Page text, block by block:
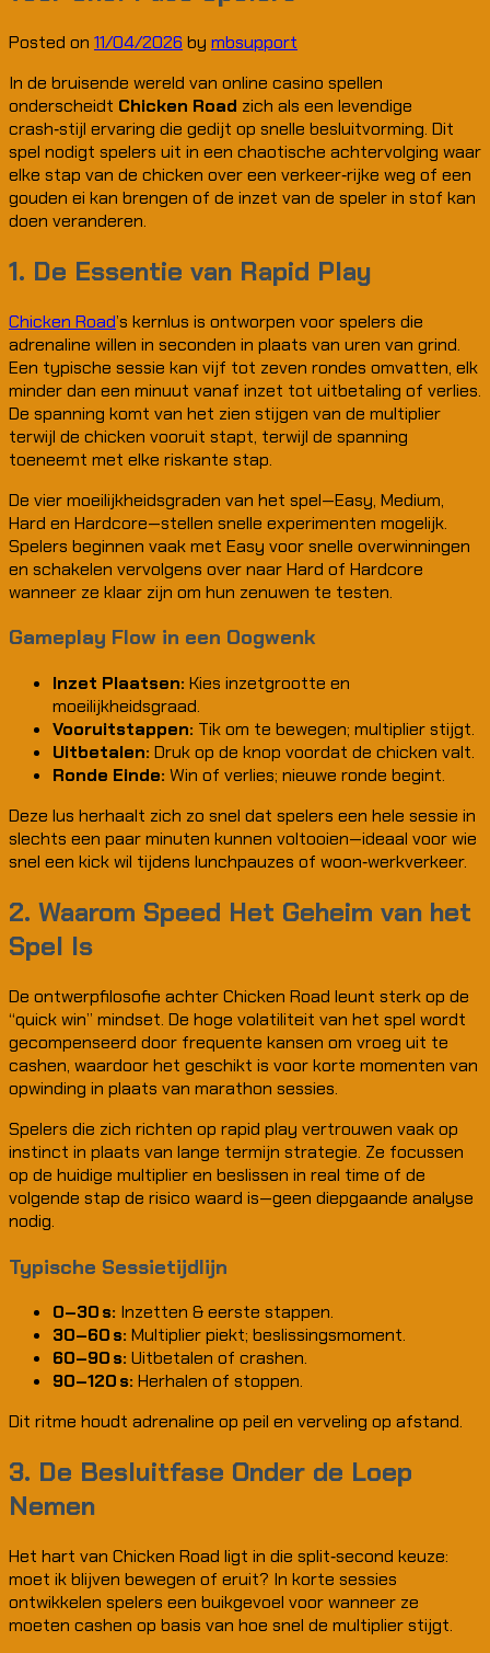
Posted on 11/04/2026 by mbsupport
In de bruisende wereld van online casino spellen
onderscheidt Chicken Road zich als een levendige
crash‑stijl ervaring die gedijt op snelle besluitvorming. Dit
spel nodigt spelers uit in een chaotische achtervolging waar
elke stap van de chicken over een verkeer‑rijke weg of een
gouden ei kan brengen of de inzet van de speler in stof kan
doen veranderen.
1. De Essentie van Rapid Play
Chicken Road’s kernlus is ontworpen voor spelers die
adrenaline willen in seconden in plaats van uren van grind.
Een typische sessie kan vijf tot zeven rondes omvatten, elk
minder dan een minuut vanaf inzet tot uitbetaling of verlies.
De spanning komt van het zien stijgen van de multiplier
terwijl de chicken vooruit stapt, terwijl de spanning
toeneemt met elke riskante stap.
De vier moeilijkheidsgraden van het spel—Easy, Medium,
Hard en Hardcore—stellen snelle experimenten mogelijk.
Spelers beginnen vaak met Easy voor snelle overwinningen
en schakelen vervolgens over naar Hard of Hardcore
wanneer ze klaar zijn om hun zenuwen te testen.
Gameplay Flow in een Oogwenk
Inzet Plaatsen: Kies inzetgrootte en
moeilijkheidsgraad.
Vooruitstappen: Tik om te bewegen; multiplier stijgt.
Uitbetalen: Druk op de knop voordat de chicken valt.
Ronde Einde: Win of verlies; nieuwe ronde begint.
Deze lus herhaalt zich zo snel dat spelers een hele sessie in
slechts een paar minuten kunnen voltooien—ideaal voor wie
snel een kick wil tijdens lunchpauzes of woon‑werkverkeer.
2. Waarom Speed Het Geheim van het
Spel Is
De ontwerpfilosofie achter Chicken Road leunt sterk op de
“quick win” mindset. De hoge volatiliteit van het spel wordt
gecompenseerd door frequente kansen om vroeg uit te
cashen, waardoor het geschikt is voor korte momenten van
opwinding in plaats van marathon sessies.
Spelers die zich richten op rapid play vertrouwen vaak op
instinct in plaats van lange termijn strategie. Ze focussen
op de huidige multiplier en beslissen in real time of de
volgende stap de risico waard is—geen diepgaande analyse
nodig.
Typische Sessietijdlijn
0–30 s: Inzetten & eerste stappen.
30–60 s: Multiplier piekt; beslissingsmoment.
60–90 s: Uitbetalen of crashen.
90–120 s: Herhalen of stoppen.
Dit ritme houdt adrenaline op peil en verveling op afstand.
3. De Besluitfase Onder de Loep
Nemen
Het hart van Chicken Road ligt in die split‑second keuze:
moet ik blijven bewegen of eruit? In korte sessies
ontwikkelen spelers een buikgevoel voor wanneer ze
moeten cashen op basis van hoe snel de multiplier stijgt.